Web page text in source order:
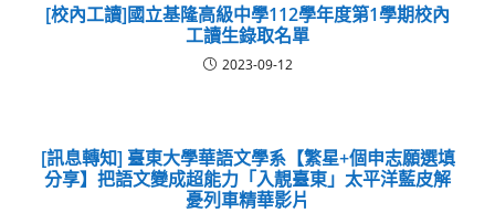
[校內工讀]國立基隆高級中學112學年度第1學期校內
工讀生錄取名單
2023-09-12
[訊息轉知] 臺東大學華語文學系【繁星+個申志願選填
分享】把語文變成超能力「入靚臺東」太平洋藍皮解
憂列車精華影片